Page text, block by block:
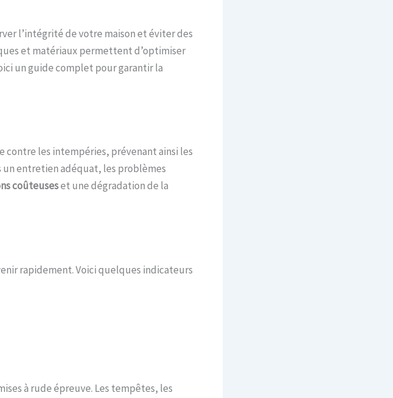
l’intégrité de votre maison et éviter des
et matériaux permettent d’optimiser
un guide complet pour garantir la
contre les intempéries, prévenant ainsi les
un entretien adéquat, les problèmes
coûteuseset une dégradation de la
rapidement. Voici quelques indicateurs
à rude épreuve. Les tempêtes, les